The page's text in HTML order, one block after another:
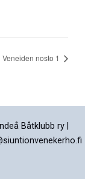
Veneiden nosto 1
Båtklubb ry |